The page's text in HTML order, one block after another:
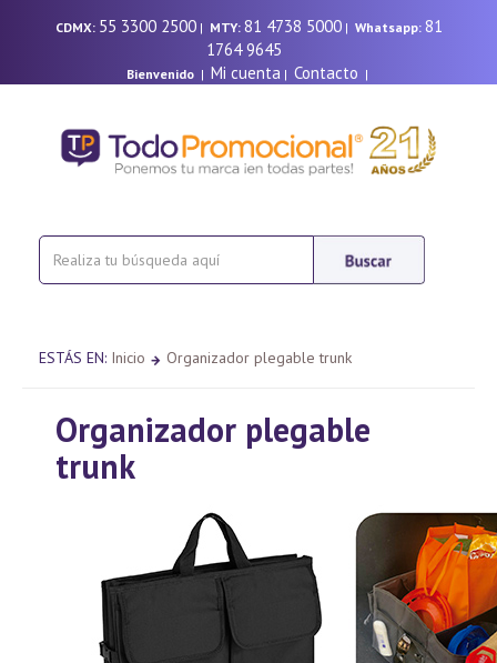
CDMX: 55 3300 2500| MTY: 81 4738 5000| Whatsapp: 81
1764 9645
Bienvenido| Mi cuenta | Contacto |
ESTÁS EN: Inicio Organizador plegable trunk
Organizador plegable
trunk